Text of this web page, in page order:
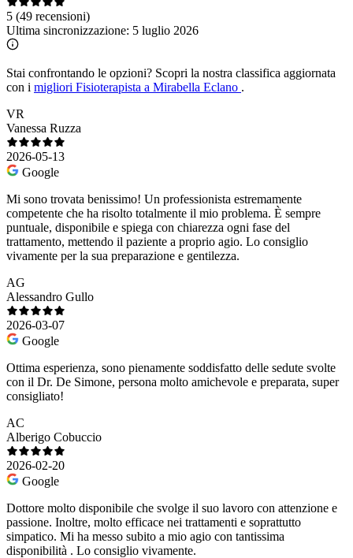
5 (49 recensioni)
Ultima sincronizzazione: 5 luglio 2026
Stai confrontando le opzioni? Scopri la nostra classifica aggiornata
con i migliori Fisioterapista a Mirabella Eclano .
VR
Vanessa Ruzza
2026-05-13
Google
Mi sono trovata benissimo! Un professionista estremamente
competente che ha risolto totalmente il mio problema. È sempre
puntuale, disponibile e spiega con chiarezza ogni fase del
trattamento, mettendo il paziente a proprio agio. Lo consiglio
vivamente per la sua preparazione e gentilezza.
AG
Alessandro Gullo
2026-03-07
Google
Ottima esperienza, sono pienamente soddisfatto delle sedute svolte
con il Dr. De Simone, persona molto amichevole e preparata, super
consigliato!
AC
Alberigo Cobuccio
2026-02-20
Google
Dottore molto disponibile che svolge il suo lavoro con attenzione e
passione. Inoltre, molto efficace nei trattamenti e soprattutto
simpatico. Mi ha messo subito a mio agio con tantissima
disponibilità . Lo consiglio vivamente.